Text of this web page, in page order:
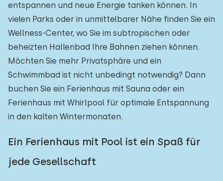
entspannen und neue Energie tanken können. In
vielen Parks oder in unmittelbarer Nähe finden Sie ein
Wellness-Center, wo Sie im subtropischen oder
beheizten Hallenbad Ihre Bahnen ziehen können.
Möchten Sie mehr Privatsphäre und ein
Schwimmbad ist nicht unbedingt notwendig? Dann
buchen Sie ein Ferienhaus mit Sauna oder ein
Ferienhaus mit Whirlpool für optimale Entspannung
in den kalten Wintermonaten.
Ein Ferienhaus mit Pool ist ein Spaß für
jede Gesellschaft